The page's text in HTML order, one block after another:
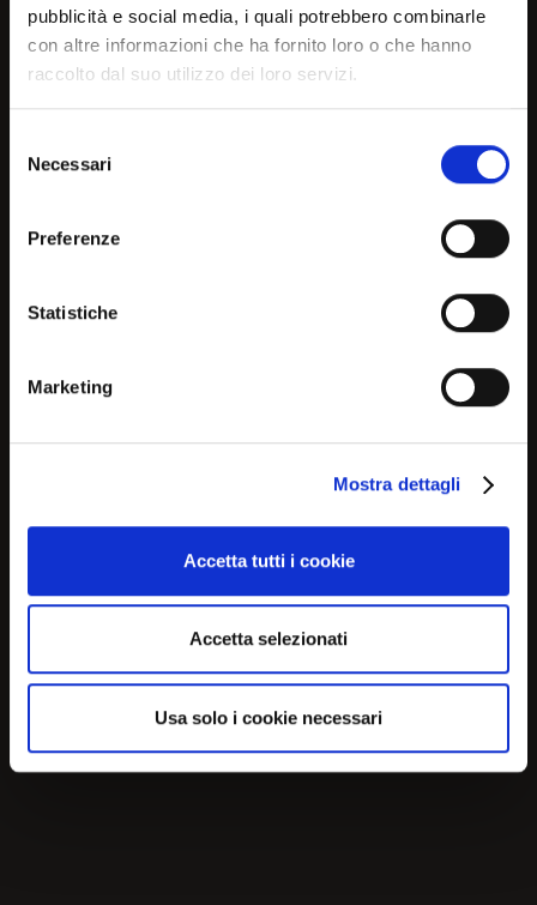
pubblicità e social media, i quali potrebbero combinarle
con altre informazioni che ha fornito loro o che hanno
raccolto dal suo utilizzo dei loro servizi.
delNecessari
Preferenze
Statistiche
Marketing
Mostra dettagli
Accetta tutti i cookie
Accetta selezionati
Usa solo i cookie necessari
It seems that you are
browsing in a country other
country or geographical are
current products and
Mood